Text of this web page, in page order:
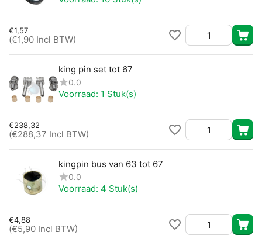
€1,57
(€1,90 Incl BTW)
king pin set tot 67
0.0
Voorraad: 1 Stuk(s)
€238,32
(€288,37 Incl BTW)
kingpin bus van 63 tot 67
0.0
Voorraad: 4 Stuk(s)
€4,88
(€5,90 Incl BTW)